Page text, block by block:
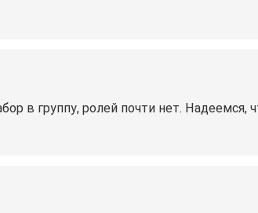
в группу, ролей почти нет. Надеемся,